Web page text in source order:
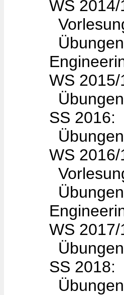
WS 2014/
WS 2015/
SS 2016:
WS 2016/
WS 2017/
SS 2018: